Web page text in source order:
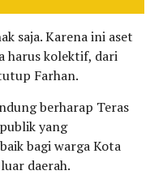
saja. Karena ini aset
harus kolektif, dari
Farhan.
berharap Teras
yang
bagi warga Kota
daerah.